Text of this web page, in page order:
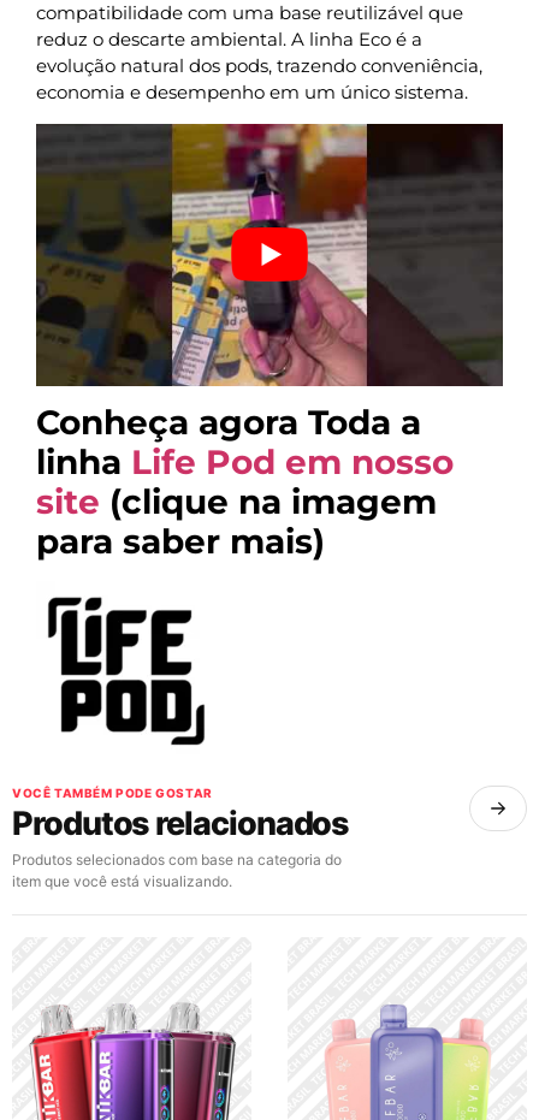
compatibilidade com uma base reutilizável que
reduz o descarte ambiental. A linha Eco é a
evolução natural dos pods, trazendo conveniência,
economia e desempenho em um único sistema.
Conheça agora Toda a
linha Life Pod em nosso
site (clique na imagem
para saber mais)
VOCÊ TAMBÉM PODE GOSTAR
Produtos relacionados
Produtos selecionados com base na categoria do
item que você está visualizando.